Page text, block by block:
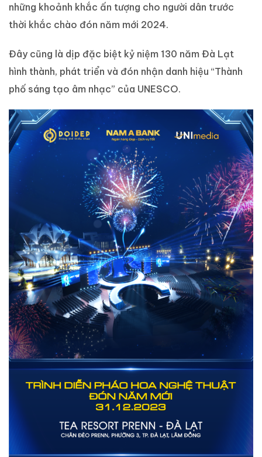
những khoảnh khắc ấn tượng cho người dân trước
thời khắc chào đón năm mới 2024.
Đây cũng là dịp đặc biệt kỷ niệm 130 năm Đà Lạt
hình thành, phát triển và đón nhận danh hiệu “Thành
phố sáng tạo âm nhạc” của UNESCO.